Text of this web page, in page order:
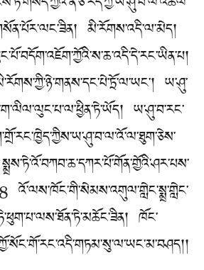
མི་རོགས་འདི་ལ་མེད།
ཡ་ཤུ་
ཡ་ཤུ་བ་རང་
འོ་ལས་ཁོང་གི་སེམས་འགུལ་གླེང་སྨྲ་གླེང་
ཁོང་